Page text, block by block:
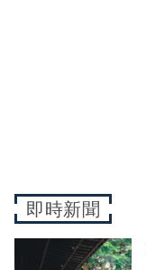
即時新聞